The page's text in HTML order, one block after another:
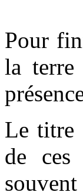
Pour
la terre
Le titre
de ces